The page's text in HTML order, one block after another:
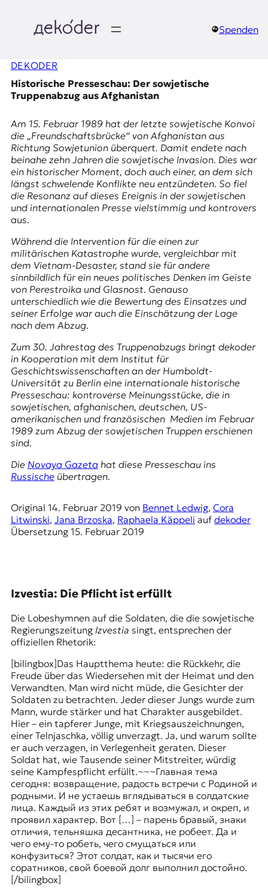
springen
e
k
o
d
e
r
|
D
E
K
O
D
E
R
W
s
e
n
J
o
u
s
m
u
s
u
n
d
M
e
d
e
n
k
o
m
p
e
t
e
n
z
z
u
O
Spenden
DEKODER
Historische Presseschau: Der sowjetische
Truppenabzug aus Afghanistan
Am 15. Februar 1989 hat der letzte sowjetische Konvoi
die „Freundschaftsbrücke“ von Afghanistan aus
Richtung Sowjetunion überquert. Damit endete nach
beinahe zehn Jahren die sowjetische Invasion. Dies war
ein historischer Moment, doch auch einer, an dem sich
längst schwelende Konflikte neu entzündeten. So fiel
die Resonanz auf dieses Ereignis in der sowjetischen
und internationalen Presse vielstimmig und kontrovers
aus.
Während die Intervention für die einen zur
militärischen Katastrophe wurde, vergleichbar mit
dem Vietnam-Desaster, stand sie für andere
sinnbildlich für ein neues politisches Denken im Geiste
von Perestroika und Glasnost. Genauso
unterschiedlich wie die Bewertung des Einsatzes und
seiner Erfolge war auch die Einschätzung der Lage
nach dem Abzug.
Zum 30. Jahrestag des Truppenabzugs bringt dekoder
in Kooperation mit dem Institut für
Geschichtswissenschaften an der Humboldt-
Universität zu Berlin eine internationale historische
Presseschau: kontroverse Meinungsstücke, die in
sowjetischen, afghanischen, deutschen, US-
amerikanischen und französischen Medien im Februar
1989 zum Abzug der sowjetischen Truppen erschienen
sind.
Die Novaya Gazetahat diese Presseschau ins
Russischeübertragen.
Original 14. Februar 2019 von Bennet Ledwig, Cora
Litwinski, Jana Brzoska, Raphaela Käppeli auf dekoder
Übersetzung 15. Februar 2019
Izvestia: Die Pflicht ist erfüllt
Die Lobeshymnen auf die Soldaten, die die sowjetische
Regierungszeitung Izvestia singt, entsprechen der
offiziellen Rhetorik:
[bilingbox]Das Hauptthema heute: die Rückkehr, die
Freude über das Wiedersehen mit der Heimat und den
Verwandten. Man wird nicht müde, die Gesichter der
Soldaten zu betrachten. Jeder dieser Jungs wurde zum
Mann, wurde stärker und hat Charakter ausgebildet.
Hier – ein tapferer Junge, mit Kriegsauszeichnungen,
einer Telnjaschka, völlig unverzagt. Ja, und warum sollte
er auch verzagen, in Verlegenheit geraten. Dieser
Soldat hat, wie Tausende seiner Mitstreiter, würdig
seine Kampfespflicht erfüllt.~~~Главная тема
сегодня: возвращение, радость встречи с Родиной и
родными. И не устаешь вглядываться в солдатские
лица. Каждый из этих ребят и возмужал, и окреп, и
проявил характер. Вот […] – парень бравый, знаки
отличия, тельняшка десантника, не робеет. Да и
чего ему-то робеть, чего смущаться или
конфузиться? Этот солдат, как и тысячи его
соратников, свой боевой долг выполнил достойно.
[/bilingbox]